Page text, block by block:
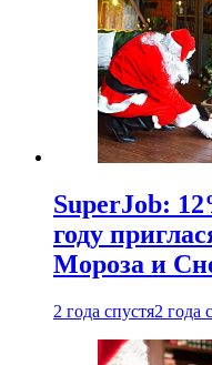
SuperJob:
году
Мороза и
2 года спустя2 года